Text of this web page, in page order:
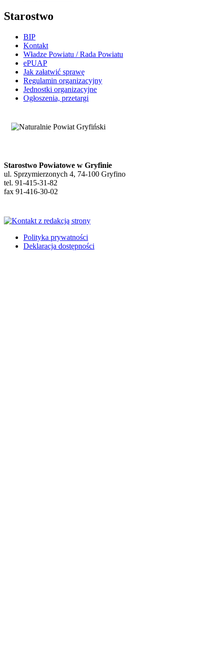
Starostwo
BIP
Kontakt
Władze Powiatu / Rada Powiatu
ePUAP
Jak załatwić sprawę
Regulamin organizacyjny
Jednostki organizacyjne
Ogłoszenia, przetargi
Starostwo Powiatowe w Gryfinie
ul. Sprzymierzonych 4, 74-100 Gryfino
tel. 91-415-31-82
fax 91-416-30-02
Polityka prywatności
Deklaracja dostępności